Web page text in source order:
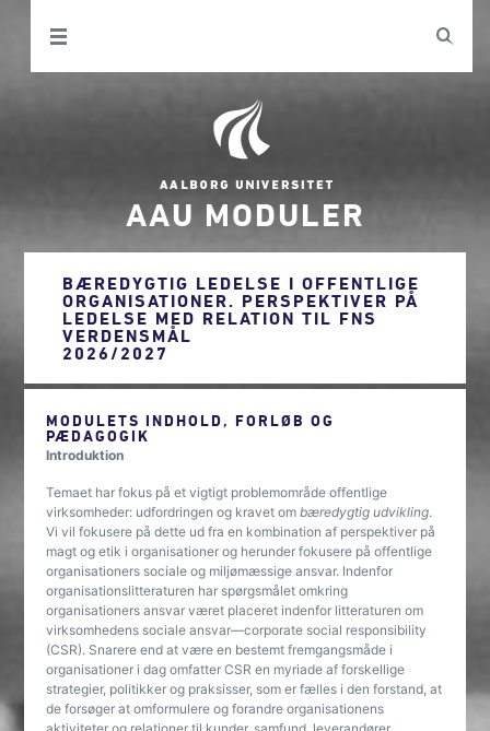
AAU MODULER
BÆREDYGTIG LEDELSE I OFFENTLIGE
ORGANISATIONER. PERSPEKTIVER PÅ
LEDELSE MED RELATION TIL FNS
VERDENSMÅL
2026/2027
MODULETS INDHOLD, FORLØB OG
PÆDAGOGIK
Introduktion
Temaet har fokus på et vigtigt problemområde offentlige
virksomheder: udfordringen og kravet ombæredygtig udvikling.
Vi vil fokusere på dette ud fra en kombination af perspektiver på
magt og etik i organisationer og herunder fokusere på offentlige
organisationers sociale og miljømæssige ansvar. Indenfor
organisationslitteraturen har spørgsmålet omkring
organisationers ansvar været placeret indenfor litteraturen om
virksomhedens sociale ansvar—corporate social responsibility
(CSR). Snarere end at være en bestemt fremgangsmåde i
organisationer i dag omfatter CSR en myriade af forskellige
strategier, politikker og praksisser, som er fælles i den forstand, at
de forsøger at omformulere og forandre organisationens